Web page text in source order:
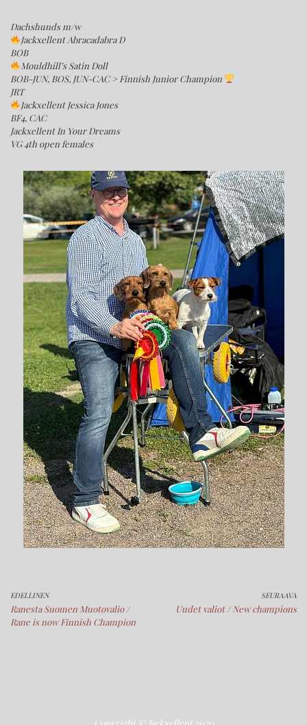
Dachshunds m/w
Jackxellent Abracadabra D
BOB
Mouldhill’s Satin Doll
BOB-JUN, BOS, JUN-CAC > Finnish Junior Champion
JRT
Jackxellent Jessica Jones
BF4, CAC
Jackxellent In Your Dreams
VG 4th open females
EDELLINEN
Ranesta Suomen Muotovalio /
Rane is now Finnish Champion
SEURAAVA
Uudet valiot / New champions
Copyright © Jackxellent 2020